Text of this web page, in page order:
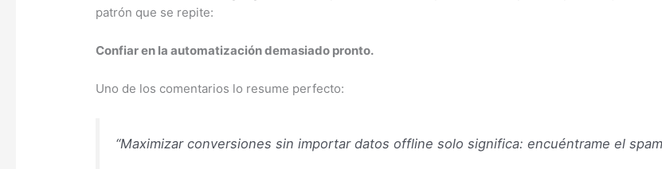
patrón que se repite:
Confiar en la automatización demasiado pronto.
Uno de los comentarios lo resume perfecto:
“Maximizar conversiones sin importar datos offline solo significa: encuéntrame el